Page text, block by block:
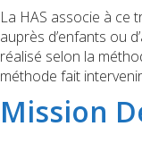
La HAS associe à ce
auprès d’enfants ou
réalisé selon la
méthode fait
Mission